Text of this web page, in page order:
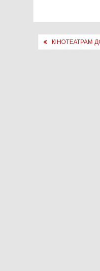
Навігація
КІНОТЕАТРАМ